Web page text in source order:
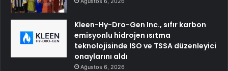
Kleen-Hy-Dro-Gen Inc., sıfır karbon
emisyonlu hidrojen ısıtma
teknolojisinde ISO ve TSSA düzenleyici
onaylarını aldı
Ağustos 6, 2026